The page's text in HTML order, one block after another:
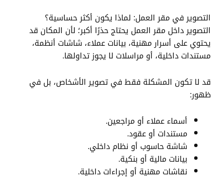
التصوير في مقر العمل: لماذا يكون أكثر حساسية؟
التصوير داخل مقر العمل يحتاج حذرًا أكبر؛ لأن المكان قد
يحتوي على أسرار مهنية، بيانات عملاء، شاشات أنظمة،
مستندات داخلية، أو مراسلات لا يجوز تداولها.
قد لا تكون المشكلة فقط في تصوير الأشخاص، بل في
ظهور:
أسماء عملاء أو مراجعين.
مستندات أو عقود.
شاشة حاسوب أو نظام داخلي.
بيانات مالية أو بنكية.
نقاشات مهنية أو إجراءات داخلية.